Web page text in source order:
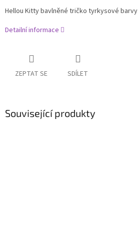
Hellou Kitty bavlněné tričko tyrkysové barvy
Detailní informace
ZEPTAT SE SDÍLET
Související produkty